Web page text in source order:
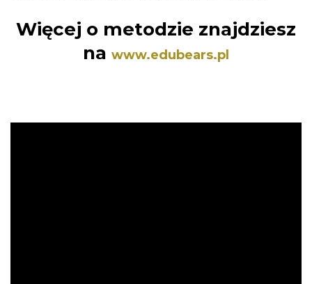
Więcej o metodzie znajdziesz
na www.edubears.pl